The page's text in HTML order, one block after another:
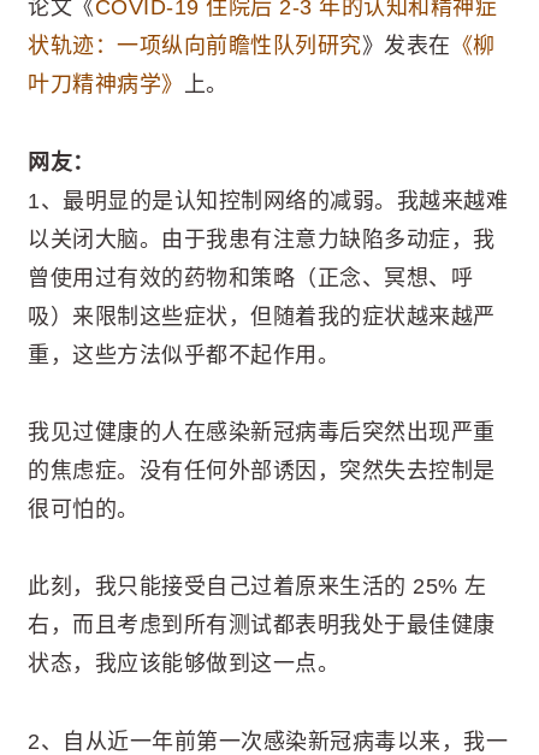
论文《COVID-19 住院后 2-3 年的认知和精神症
状轨迹：一项纵向前瞻性队列研究》发表在 《柳
叶刀精神病学》 上。
网友：
1、最明显的是认知控制网络的减弱。我越来越难
以关闭大脑。由于我患有注意力缺陷多动症，我
曾使用过有效的药物和策略（正念、冥想、呼
吸）来限制这些症状，但随着我的症状越来越严
重，这些方法似乎都不起作用。
我见过健康的人在感染新冠病毒后突然出现严重
的焦虑症。没有任何外部诱因，突然失去控制是
很可怕的。
此刻，我只能接受自己过着原来生活的 25% 左
右，而且考虑到所有测试都表明我处于最佳健康
状态，我应该能够做到这一点。
2、自从近一年前第一次感染新冠病毒以来，我一